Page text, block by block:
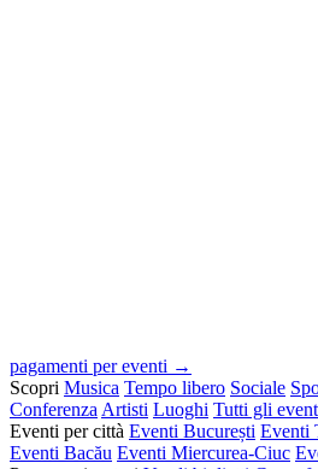
pagamenti per eventi →
Scopri Musica Tempo libero Sociale
Conferenza Artisti Luoghi Tutti gli
Eventi per città Eventi București Eventi
Eventi Bacău Eventi Miercurea-Ciuc